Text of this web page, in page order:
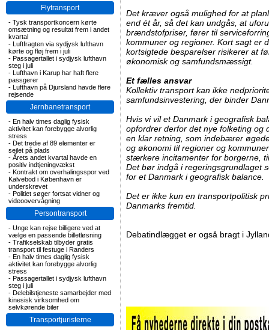
Flytransport
- Tysk transportkoncern kørte
omsætning og resultat frem i andet
kvartal
- Luftfragten via sydjysk lufthavn
kørte og fløj frem i juli
- Passagertallet i sydjysk lufthavn
steg i juli
- Lufthavn i Karup har haft flere
passgerer
- Lufthavn på Djursland havde flere
rejsende
Jernbanetransport
- En halv times daglig fysisk
aktivitet kan forebygge alvorlig
stress
- Det tredie af 89 elementer er
sejlet på plads
- Årets andet kvartal havde en
positiv indtjeningvækst
- Kontrakt om overhalingsspor ved
Kalvebod i København er
underskrevet
- Politiet søger fortsat vidner og
videoovervågning
Persontransport
- Unge kan rejse billigere ved at
vælge en passende billetløsning
- Trafikselskab tilbyder gratis
transport til festuge i Randers
- En halv times daglig fysisk
aktivitet kan forebygge alvorlig
stress
- Passagertallet i sydjysk lufthavn
steg i juli
- Delebilstjeneste samarbejder med
kinesisk virksomhed om
selvkørende biler
Transportjuristerne
Det kræver også mulighed for at
end ét år, så det kan undgås, at
brændstofpriser, fører til
kommuner og regioner. Kort sagt er
kortsigtede besparelser risikerer at
økonomisk og samfundsmæssigt.
Et fælles ansvar
Kollektiv transport kan ikke
samfundsinvestering, der binder
Hvis vi vil et Danmark i geografisk
opfordrer derfor det nye folketing
en klar retning, som indebærer
og økonomi til regioner og
stærkere incitamenter for borgerne,
Det bør indgå i regeringsgrundlaget
for et Danmark i geografisk balance.
Det er ikke kun en transportpolitisk
Danmarks fremtid.
Debatindlægget er også bragt i